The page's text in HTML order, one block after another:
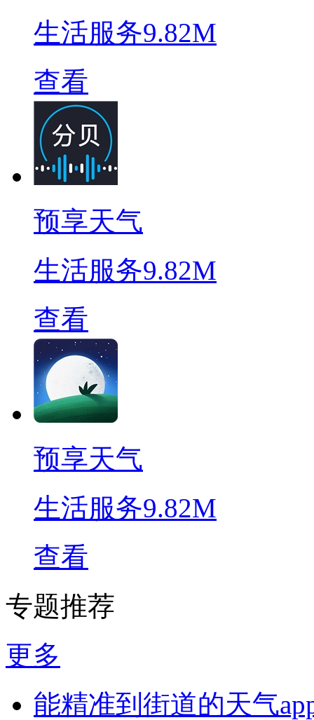
生活服务9.82M
查看
预享天气
生活服务9.82M
查看
预享天气
生活服务9.82M
查看
专题推荐
更多
能精准到街道的天气